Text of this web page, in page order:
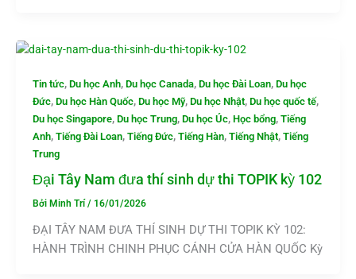
Tin tức, Du học Anh, Du học Canada, Du học Đài Loan, Du học
Đức, Du học Hàn Quốc, Du học Mỹ, Du học Nhật, Du học quốc tế,
Du học Singapore, Du học Trung, Du học Úc, Học bổng, Tiếng
Anh, Tiếng Đài Loan, Tiếng Đức, Tiếng Hàn, Tiếng Nhật, Tiếng
Trung
Đại Tây Nam đưa thí sinh dự thi TOPIK kỳ 102
Bởi Minh Trí/ 16/01/2026
ĐẠI TÂY NAM ĐƯA THÍ SINH DỰ THI TOPIK KỲ 102:
HÀNH TRÌNH CHINH PHỤC CÁNH CỬA HÀN QUỐC Kỳ